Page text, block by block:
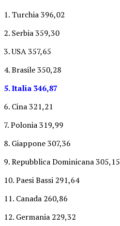
1. Turchia 396,02
2. Serbia 359,30
3. USA 357,65
4. Brasile 350,28
5. Italia 346,87
6. Cina 321,21
7. Polonia 319,99
8. Giappone 307,36
9. Repubblica Dominicana 305,15
10. Paesi Bassi 291,64
11. Canada 260,86
12. Germania 229,32